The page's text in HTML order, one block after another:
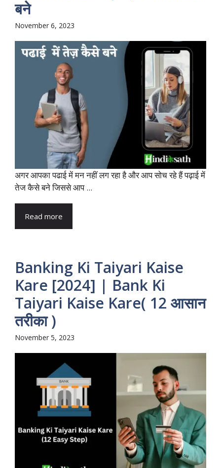
बने
November 6, 2023
अगर आपका पढाई में मन नहीं लग रहा है और आप सोच रहे हैं पढ़ाई में
तेज कैसे बने जिससे आप ...
Read more
Banking Ki Taiyari Kaise
Kare [2024] | Bank Ki
Taiyari Kaise Kare( 12 आसान
तरीका )
November 5, 2023